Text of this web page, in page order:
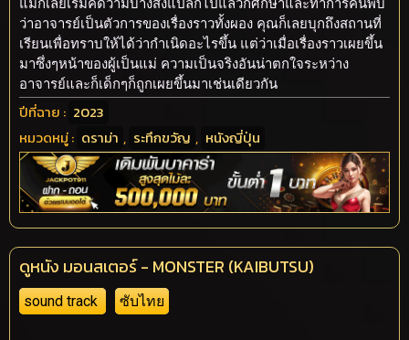
แม่ก็เลยเริ่มคิดว่ามีบางสิ่งแปลกไปแล้วก็ศึกษาและทำการค้นพบ
ว่าอาจารย์เป็นตัวการของเรื่องราวทั้งผอง คุณก็เลยบุกถึงสถานที่
เรียนเพื่อทราบให้ได้ว่ากำเนิดอะไรขึ้น แต่ว่าเมื่อเรื่องราวเผยขึ้น
มาซึ่งๆหน้าของผู้เป็นแม่ ความเป็นจริงอันน่าตกใจระหว่าง
อาจารย์และก็เด็กๆก็ถูกเผยขึ้นมาเช่นเดียวกัน
ปีที่ฉาย : 2023
หมวดหมู่ : ดราม่า , ระทึกขวัญ , หนังญี่ปุ่น
ดูหนัง มอนสเตอร์ - MONSTER (KAIBUTSU)
sound track ซับไทย